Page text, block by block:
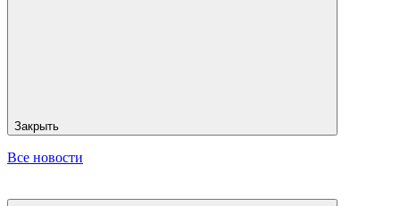
Закрыть
Все новости